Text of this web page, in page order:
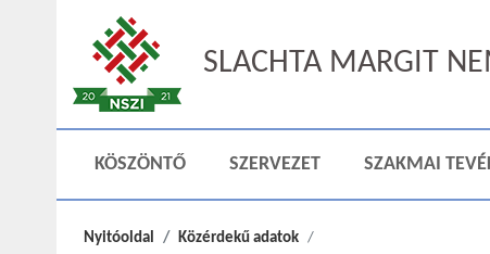
SLACHTA MARGIT
KÖSZÖNTŐ SZERVEZET SZAKMAI
Nyitóoldal Közérdekű adatok